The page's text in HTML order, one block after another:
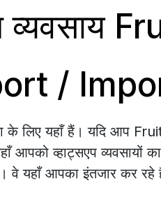
व्यवसाय
/
के लिए यहाँ हैं। यदि आप
व्हाट्सएप व्यवसायों
वे यहाँ आपका इंतजार कर रहे